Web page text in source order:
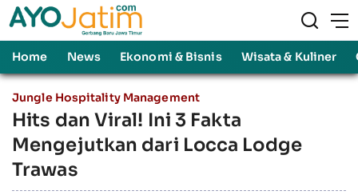
Home News Ekonomi & Bisnis Wisata & Kuliner
Jungle Hospitality Management
Hits dan Viral! Ini 3 Fakta
Mengejutkan dari Locca Lodge
Trawas